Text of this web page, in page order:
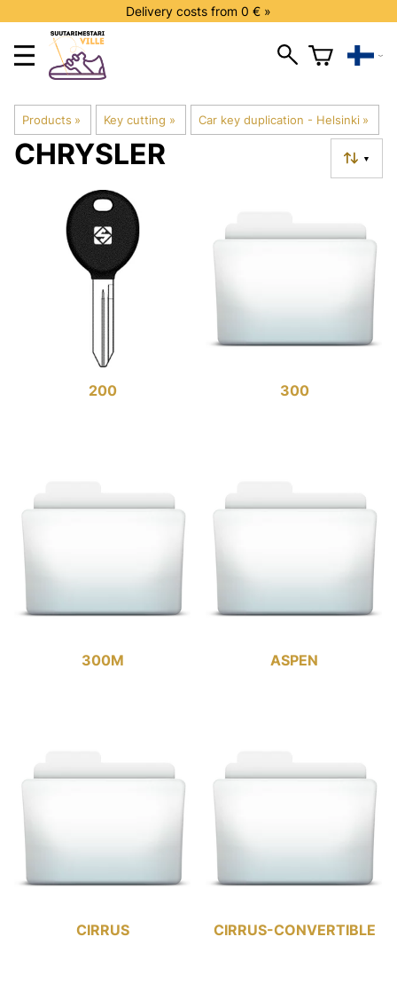
Delivery costs from 0 € »
Products ‪» Key cutting ‪» Car key duplication - Helsinki ‪»
▼
CHRYSLER
200 300
300M ASPEN
CIRRUS CIRRUS-CONVERTIBLE